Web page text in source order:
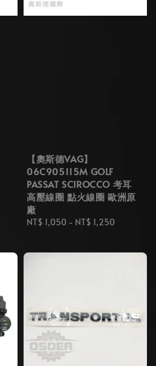
【奧斯德VAG】
06C905115M GOLF
PASSAT SCIROCCO 考耳
高壓線圈 點火線圈 歐洲原
廠
Regular
NT$ 1,050 - NT$ 1,250